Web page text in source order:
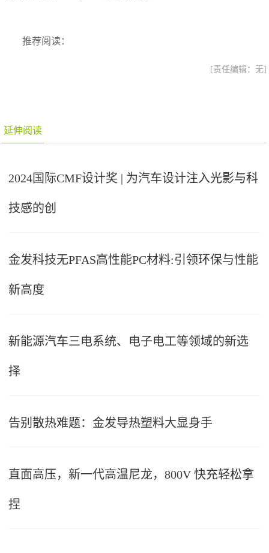
推荐阅读：
[责任编辑：无]
延伸阅读
2024国际CMF设计奖 | 为汽车设计注入光影与科
技感的创
金发科技无PFAS高性能PC材料:引领环保与性能
新高度
新能源汽车三电系统、电子电工等领域的新选
择
告别散热难题：金发导热塑料大显身手
直面高压，新一代高温尼龙，800V 快充轻松拿
捏